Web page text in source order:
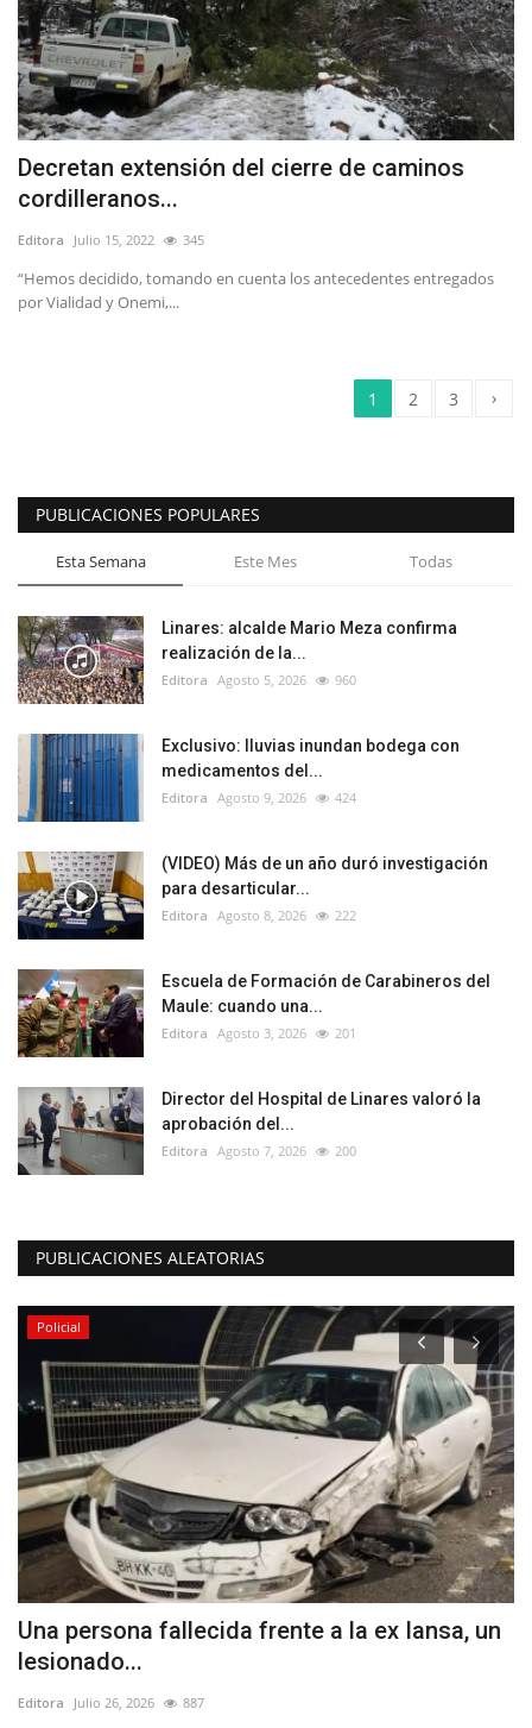
Decretan extensión del cierre de caminos
cordilleranos...
Editora Julio 15, 2022 345
“Hemos decidido, tomando en cuenta los antecedentes entregados
por Vialidad y Onemi,...
1 2 3 ›
PUBLICACIONES POPULARES
Esta Semana Este Mes Todas
Linares: alcalde Mario Meza confirma
realización de la...
Editora Agosto 5, 2026 960
Exclusivo: lluvias inundan bodega con
medicamentos del...
Editora Agosto 9, 2026 424
(VIDEO) Más de un año duró investigación
para desarticular...
Editora Agosto 8, 2026 222
Escuela de Formación de Carabineros del
Maule: cuando una...
Editora Agosto 3, 2026 201
Director del Hospital de Linares valoró la
aprobación del...
Editora Agosto 7, 2026 200
PUBLICACIONES ALEATORIAS
Policial
Una persona fallecida frente a la ex Iansa, un
lesionado...
Editora Julio 26, 2026 887